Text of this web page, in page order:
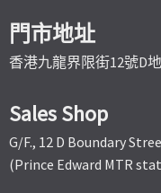
門市地址
香港九龍界限街12號D
Sales Shop
G/F., 12 D Boundary
(Prince Edward MTR